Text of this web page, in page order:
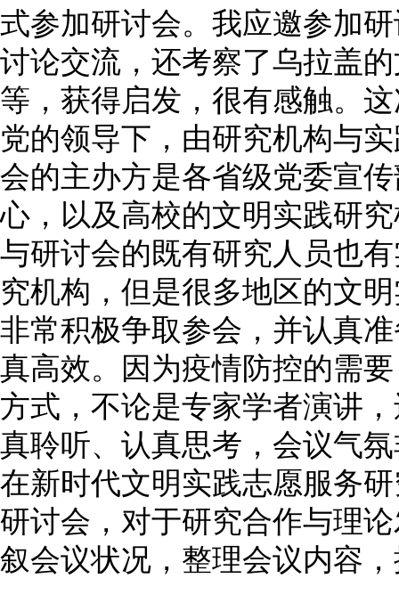
式参加研讨会。我应邀参加
讨论交流，还考察了乌拉盖
等，获得启发，很有感触。
党的领导下，由研究机构与
会的主办方是各省级党委宣
心，以及高校的文明实践研
与研讨会的既有研究人员也
究机构，但是很多地区的文
非常积极争取参会，并认真
真高效。因为疫情防控的需
方式，不论是专家学者演讲
真聆听、认真思考，会议气
在新时代文明实践志愿服务
研讨会，对于研究合作与理
叙会议状况，整理会议内容